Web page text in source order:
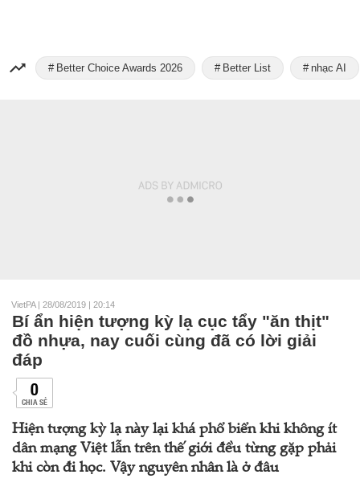
Better Choice Awards 2026 Better List nhạc AI
VietPA | 28/08/2019 | 20:14
Bí ẩn hiện tượng kỳ lạ cục tẩy "ăn thịt"
đồ nhựa, nay cuối cùng đã có lời giải
đáp
0
CHIA SẺ
Hiện tượng kỳ lạ này lại khá phổ biển khi không ít
dân mạng Việt lẫn trên thế giới đều từng gặp phải
khi còn đi học. Vậy nguyên nhân là ở đâu